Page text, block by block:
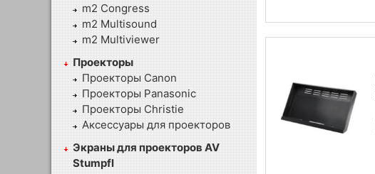
m2 Congress
m2 Multisound
m2 Multiviewer
Проекторы
Проекторы Canon
Проекторы Panasonic
Проекторы Christie
Аксессуары для проекторов
Экраны для проекторов AV
Stumpfl